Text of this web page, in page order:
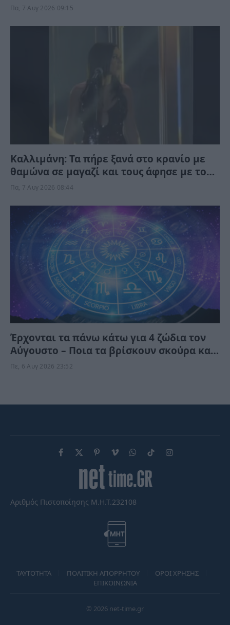
Πα, 7 Αυγ 2026 09:15
Καλλιμάνη: Τα πήρε ξανά στο κρανίο με
θαμώνα σε μαγαζί και τους άφησε με το
στόμα ανοικτό – “Σήκω πάνω…” (Βίντεο)
Πα, 7 Αυγ 2026 08:44
Έρχονται τα πάνω κάτω για 4 ζώδια τον
Αύγουστο – Ποια τα βρίσκουν σκούρα και
ποια αναπνεόυν
Πε, 6 Αυγ 2026 23:52
Facebook
X
(Twitter)
PinterestVimeoWhatsApp
TikTokInstagram
Αριθμός Πιστοποίησης Μ.Η.Τ.232108
TAYTOTHTA ΠΟΛΙΤΙΚΗ ΑΠΟΡΡΗΤΟΥ
ΟΡΟΙ ΧΡΗΣΗΣ
ΕΠΙΚΟΙΝΩΝΙΑ
© 2026 net-time.gr